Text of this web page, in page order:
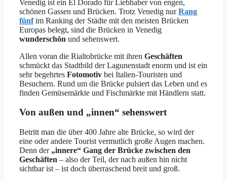
Venedig ist ein El Dorado für Liebhaber von engen,
schönen Gassen und Brücken. Trotz Venedig nurRang
fünf im Ranking der Städte mit den meisten Brücken
Europas belegt, sind die Brücken in Venedig
wunderschön und sehenswert.
Allen voran die Rialtobrücke mit ihren Geschäften
schmückt das Stadtbild der Lagunenstadt enorm und ist ein
sehr begehrtes Fotomotiv bei Italien-Touristen und
Besuchern. Rund um die Brücke pulsiert das Leben und es
finden Gemüsemärkte und Fischmärkte mit Händlern statt.
Von außen und „innen“ sehenswert
Betritt man die über 400 Jahre alte Brücke, so wird der
eine oder andere Tourist vermutlich große Augen machen.
Denn der „innere“ Gang der Brücke zwischen den
Geschäften – also der Teil, der nach außen hin nicht
sichtbar ist – ist doch überraschend breit und groß.